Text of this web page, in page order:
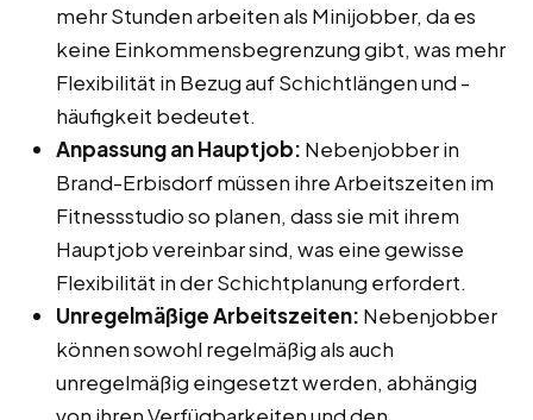
mehr Stunden arbeiten als Minijobber, da es
keine Einkommensbegrenzung gibt, was mehr
Flexibilität in Bezug auf Schichtlängen und -
häufigkeit bedeutet.
Anpassung an Hauptjob: Nebenjobber in
Brand-Erbisdorf müssen ihre Arbeitszeiten im
Fitnessstudio so planen, dass sie mit ihrem
Hauptjob vereinbar sind, was eine gewisse
Flexibilität in der Schichtplanung erfordert.
Unregelmäßige Arbeitszeiten: Nebenjobber
können sowohl regelmäßig als auch
unregelmäßig eingesetzt werden, abhängig